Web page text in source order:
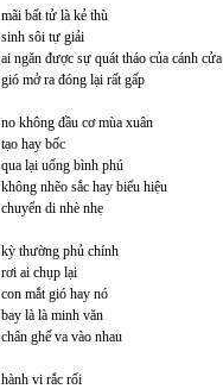
mãi bất tử là kẻ thù
sinh sôi tự giải
ai ngăn được sự quát tháo của cánh cửa
gió mở ra đóng lại rất gấp
no không đầu cơ mùa xuân
tạo hay bốc
qua lại uống bình phú
không nhẽo sắc hay biểu hiệu
chuyển di nhè nhẹ
kỳ thường phủ chính
rơi ai chụp lại
con mắt gió hay nó
bay là là minh văn
chân ghế va vào nhau
hành vi rắc rối